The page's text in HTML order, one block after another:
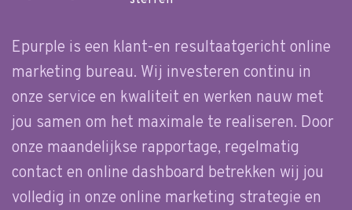
Epurple is een klant-en resultaatgericht online
marketing bureau. Wij investeren continu in
onze service en kwaliteit en werken nauw met
jou samen om het maximale te realiseren. Door
onze maandelijkse rapportage, regelmatig
contact en online dashboard betrekken wij jou
volledig in onze online marketing strategie en